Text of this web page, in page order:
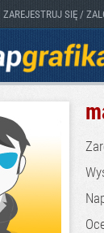
ZAREJESTRUJ SIĘ /